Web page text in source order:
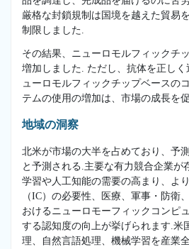
厳格な封鎖規制は国境を越えた貿易
制限しました.
その結果、ニューロモルフィックチ
増加しました. ただし、抗体を正し
ューロモルフィックチップベースの
テムの使用の増加は、市場の成長を
地域の洞察
北米が市場の大半を占めており、予
と予測される.主要な有力競合企業が
学習や人工知能の需要の高まり、よ
（IC）の必要性、医療、軍事・防衛
おけるニューロモーフィックコンピ
する認知度の向上が挙げられます.米
理、自然言語処理、機械学習を産業